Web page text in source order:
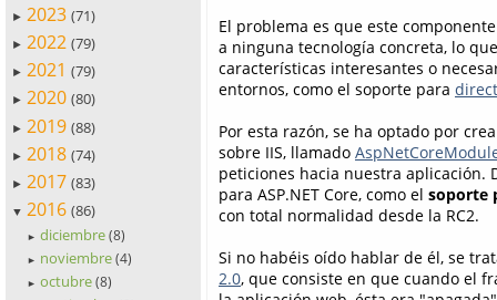
► 2023 (71)
► 2022 (79)
► 2021 (79)
► 2020 (80)
► 2019 (88)
► 2018 (74)
► 2017 (83)
▼ 2016 (86)
► diciembre (8)
► noviembre (4)
► octubre (8)
El problema es que este
a ninguna tecnología concreta, lo
características interesantes o
entornos, como el soporte para
Por esta razón, se ha optado por
sobre IIS, llamado
peticiones hacia nuestra aplicación.
para ASP.NET Core, como el soporte
con total normalidad desde la RC2.
Si no habéis oído hablar de él, se
2.0, que consiste en que cuando el